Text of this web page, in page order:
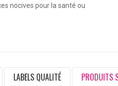
nocives pour la santé ou
LABELS QUALITÉ PRODUITS